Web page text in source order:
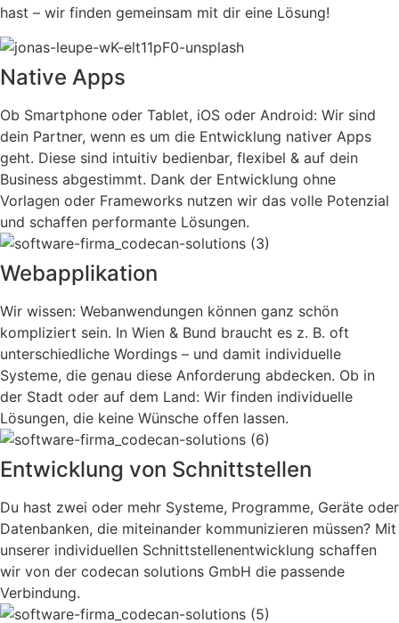
hast – wir finden gemeinsam mit dir eine Lösung!
Native Apps
Ob Smartphone oder Tablet, iOS oder Android: Wir sind
dein Partner, wenn es um die Entwicklung nativer Apps
geht. Diese sind intuitiv bedienbar, flexibel & auf dein
Business abgestimmt. Dank der Entwicklung ohne
Vorlagen oder Frameworks nutzen wir das volle Potenzial
und schaffen performante Lösungen.
Webapplikation
Wir wissen: Webanwendungen können ganz schön
kompliziert sein. In Wien & Bund braucht es z. B. oft
unterschiedliche Wordings – und damit individuelle
Systeme, die genau diese Anforderung abdecken. Ob in
der Stadt oder auf dem Land: Wir finden individuelle
Lösungen, die keine Wünsche offen lassen.
Entwicklung von Schnittstellen
Du hast zwei oder mehr Systeme, Programme, Geräte oder
Datenbanken, die miteinander kommunizieren müssen? Mit
unserer individuellen Schnittstellenentwicklung schaffen
wir von der codecan solutions GmbH die passende
Verbindung.